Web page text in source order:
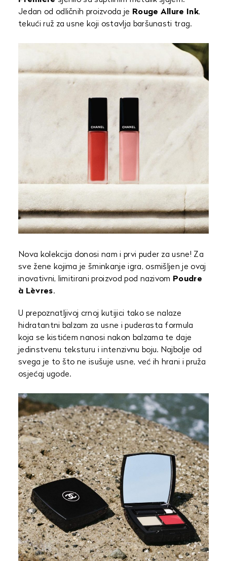
Jedan od odličnih proizvoda je Rouge Allure Ink,
tekući ruž za usne koji ostavlja baršunasti trag.
Nova kolekcija donosi nam i prvi puder za usne! Za
sve žene kojima je šminkanje igra, osmišljen je ovaj
inovativni, limitirani proizvod pod nazivom Poudre
à Lèvres.
U prepoznatljivoj crnoj kutijici tako se nalaze
hidratantni balzam za usne i puderasta formula
koja se kistićem nanosi nakon balzama te daje
jedinstvenu teksturu i intenzivnu boju. Najbolje od
svega je to što ne isušuje usne, već ih hrani i pruža
osjećaj ugode.